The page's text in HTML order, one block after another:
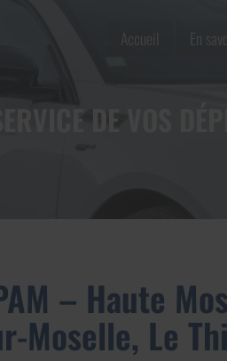
DE VOS
Accueil En
– Haute
Moselle, Le